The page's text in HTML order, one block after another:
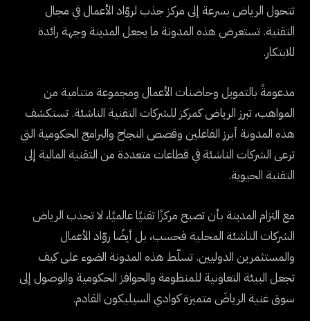
تتحول الرياض بسرعة إلى مركز جذب لروّاد الأعمال في مجال
التقنية. تستعرض هذه المدونة ما يجعل المدينة وجهة رائدة
للابتكار.
مدعومةً بالتمويل وحاضنات الأعمال ومجموعة متنامية من
المواهب، تبرز الرياض كمركز للشركات التقنية الناشئة. تستكشف
هذه المدونة أبرز الفاعلين وقصص النجاح والبرامج الحكومية التي
ترعى الشركات الناشئة في قطاعات متعددة من التقنية المالية إلى
التقنية الحيوية.
مع التزام المدينة بأن تصبح مركزًا تقنيًا عالميًا، لا تجذب الرياض
الشركات الناشئة المحلية فحسب، بل أيضًا روّاد الأعمال
والمستثمرين الدوليين. تسلّط هذه المدونة الضوء على كيف
تجعل البيئة التعاونية للمنظومة والحوافز الحكومية والوصول إلى
سوق غنية الرياضَ متميزة كوادي السيليكون القادم.